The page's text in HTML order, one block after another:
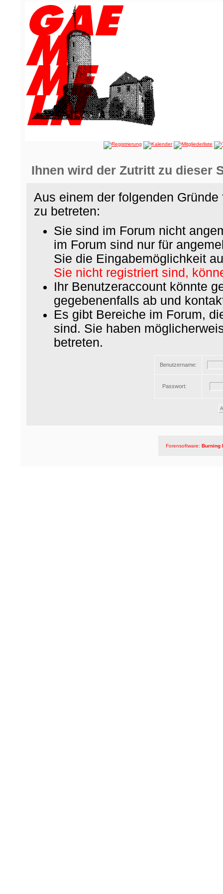
Ihnen wird der Zutritt zu dieser
Aus einem der folgenden
zu betreten:
Sie sind im Forum nicht
im Forum sind nur für
Sie die Eingabemöglichkeit
Sie nicht registriert sind,
Ihr Benutzeraccount könnte
gegebenenfalls ab und
Es gibt Bereiche im Forum,
sind. Sie haben
betreten.
Benutzername:
Passwort:
Forensoftware: Burning